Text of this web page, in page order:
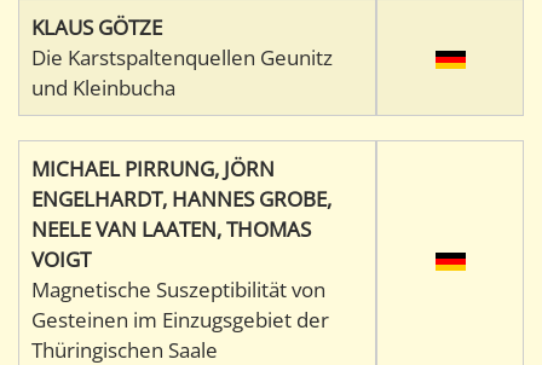
KLAUS GÖTZE
Die Karstspaltenquellen Geunitz
und Kleinbucha
MICHAEL PIRRUNG, JÖRN
ENGELHARDT, HANNES GROBE,
NEELE VAN LAATEN, THOMAS
VOIGT
Magnetische Suszeptibilität von
Gesteinen im Einzugsgebiet der
Thüringischen Saale